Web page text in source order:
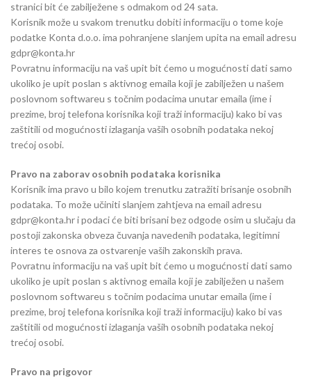
stranici bit će zabilježene s odmakom od 24 sata.
Korisnik može u svakom trenutku dobiti informaciju o tome koje
podatke Konta d.o.o. ima pohranjene slanjem upita na email adresu
gdpr@konta.hr
Povratnu informaciju na vaš upit bit ćemo u mogućnosti dati samo
ukoliko je upit poslan s aktivnog emaila koji je zabilježen u našem
poslovnom softwareu s točnim podacima unutar emaila (ime i
prezime, broj telefona korisnika koji traži informaciju) kako bi vas
zaštitili od mogućnosti izlaganja vaših osobnih podataka nekoj
trećoj osobi.
Pravo na zaborav osobnih podataka korisnika
Korisnik ima pravo u bilo kojem trenutku zatražiti brisanje osobnih
podataka. To može učiniti slanjem zahtjeva na email adresu
gdpr@konta.hr i podaci će biti brisani bez odgode osim u slučaju da
postoji zakonska obveza čuvanja navedenih podataka, legitimni
interes te osnova za ostvarenje vaših zakonskih prava.
Povratnu informaciju na vaš upit bit ćemo u mogućnosti dati samo
ukoliko je upit poslan s aktivnog emaila koji je zabilježen u našem
poslovnom softwareu s točnim podacima unutar emaila (ime i
prezime, broj telefona korisnika koji traži informaciju) kako bi vas
zaštitili od mogućnosti izlaganja vaših osobnih podataka nekoj
trećoj osobi.
Pravo na prigovor